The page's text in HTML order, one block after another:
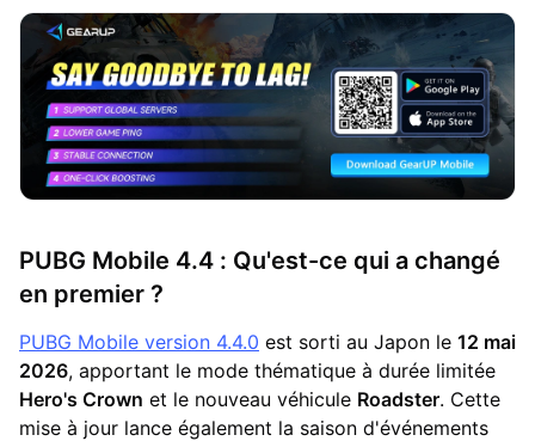
PUBG Mobile 4.4 : Qu'est-ce qui a changé
en premier ?
PUBG Mobile version 4.4.0 est sorti au Japon le 12 mai
2026, apportant le mode thématique à durée limitée
Hero's Crown et le nouveau véhicule Roadster. Cette
mise à jour lance également la saison d'événements